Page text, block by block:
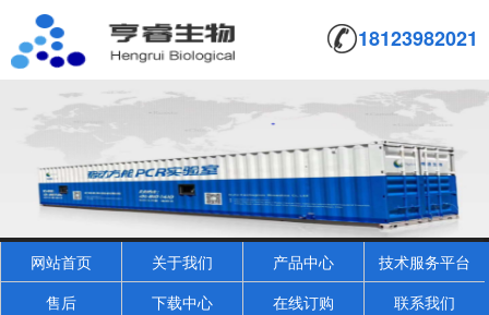
18123982021
网站首页 关于我们 产品中心
技术服务平台
售后
下载中心 在线订购 联系我们